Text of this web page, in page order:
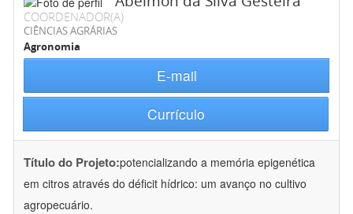
COORDENADOR(A)
CIÊNCIAS AGRÁRIAS
Agronomia
E-mail
Currículo
Título do Projeto:potencializando a memória epigenética
em citros através do déficit hídrico: um avanço no cultivo
agropecuário.